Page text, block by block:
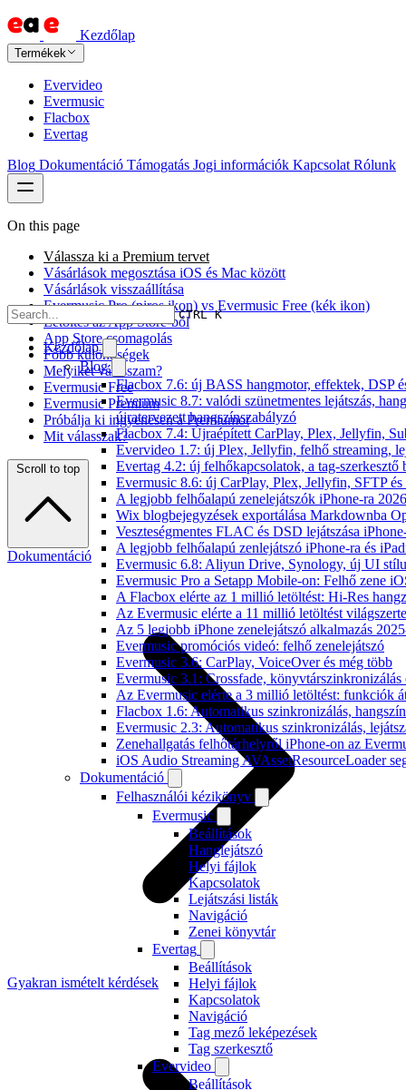
Kezdőlap
Termékek
Evervideo
Evermusic
Flacbox
Evertag
Blog Dokumentáció Támogatás Jogi információk Kapcsolat Rólunk
CTRL K
Kezdőlap
Blog
Flacbox 7.6: új BASS hangmotor, effektek, DSP
Evermusic 8.7: valódi szünetmentes lejátszás,
újratervezett hangszínszabályzó
Flacbox 7.4: Újraépített CarPlay, Plex, Jellyfin,
Evervideo 1.7: új Plex, Jellyfin, felhő streaming,
Evertag 4.2: új felhőkapcsolatok, a tag-szerkesztő
Evermusic 8.6: új CarPlay, Plex, Jellyfin, SFTP
A legjobb felhőalapú zenelejátszók iPhone-ra
Wix blogbejegyzések exportálása Markdownba
Veszteségmentes FLAC és DSD lejátszása
A legjobb felhőalapú zenlejátszó iPhone-ra és
Evermusic 6.8: Aliyun Drive, Synology, új UI
Evermusic Pro a Setapp Mobile-on: Felhő zene
A Flacbox elérte az 1 millió letöltést: Hi-Res
Az Evermusic elérte a 11 millió letöltést világszerte
Az 5 legjobb iPhone zenelejátszó alkalmazás
Evermusic promóciós videó: felhő zenelejátszó
Evermusic 3.6: CarPlay, VoiceOver és még több
Evermusic 3.1: Crossfade, könyvtárszinkronizálás
Az Evermusic elérte a 3 millió letöltést: funkciók
Flacbox 1.6: Automatikus szinkronizálás,
Evermusic 2.3: Automatikus szinkronizálás,
Zenehallgatás felhőtárhelyről iPhone-on az
iOS Audio Streaming AVAssetResourceLoader
Dokumentáció
Felhasználói kézikönyv
Evermusic
Beállítások
Hanglejátszó
Helyi fájlok
Kapcsolatok
Lejátszási listák
Navigáció
Zenei könyvtár
Evertag
Beállítások
Helyi fájlok
Kapcsolatok
Navigáció
Tag mező leképezések
Tag szerkesztő
Evervideo
Beállítások
On this page
Válassza ki a Premium tervet
Vásárlások megosztása iOS és Mac között
Vásárlások visszaállítása
Evermusic Pro (piros ikon) vs Evermusic Free (kék ikon)
Letöltés az App Store-ból
App Store csomagolás
Főbb különbségek
Melyiket válasszam?
Evermusic Free
Evermusic Premium
Próbálja ki ingyenesen a Premiumot
Mit válasszak?
Scroll to top
Dokumentáció
Gyakran ismételt kérdések